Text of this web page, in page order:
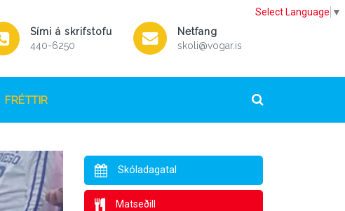
Select Language ▼
Sími á skrifstofu
440-6250
Netfang
skoli@vogar.is
FRÉTTIR
Skóladagatal
Matseðill